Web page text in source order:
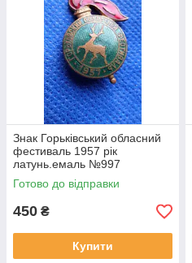
Знак Горьківський обласний
фестиваль 1957 рік
латунь.емаль №997
Готово до відправки
450 ₴
Купити